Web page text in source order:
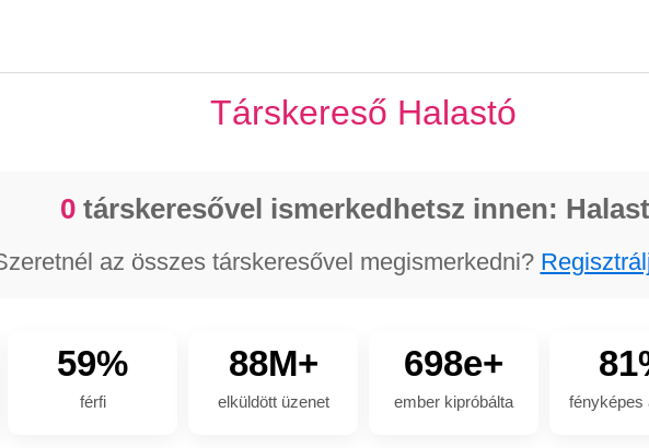
Társkereső Halastó
0társkeresővel ismerkedhetsz innen:
az összes társkeresővel megismerkedni?
59%
férfi
88M+
elküldött üzenet
698e+
ember kipróbálta fényképes